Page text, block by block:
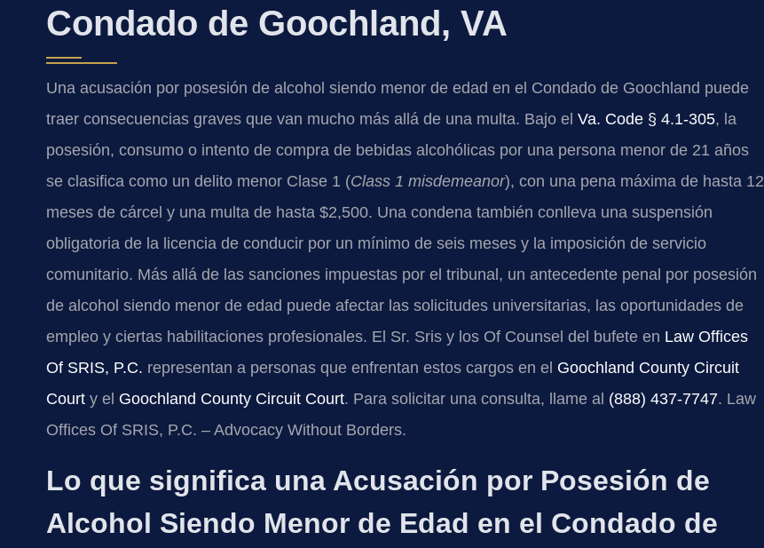
Condado de Goochland, VA
Una acusación por posesión de alcohol siendo menor de edad en el Condado de Goochland puede
traer consecuencias graves que van mucho más allá de una multa. Bajo el Va. Code § 4.1-305, la
posesión, consumo o intento de compra de bebidas alcohólicas por una persona menor de 21 años
se clasifica como un delito menor Clase 1 (Class 1 misdemeanor), con una pena máxima de hasta 12
meses de cárcel y una multa de hasta $2,500. Una condena también conlleva una suspensión
obligatoria de la licencia de conducir por un mínimo de seis meses y la imposición de servicio
comunitario. Más allá de las sanciones impuestas por el tribunal, un antecedente penal por posesión
de alcohol siendo menor de edad puede afectar las solicitudes universitarias, las oportunidades de
empleo y ciertas habilitaciones profesionales. El Sr. Sris y los Of Counsel del bufete en Law Offices
Of SRIS, P.C. representan a personas que enfrentan estos cargos en el Goochland County Circuit
Court y el Goochland County Circuit Court. Para solicitar una consulta, llame al (888) 437-7747. Law
Offices Of SRIS, P.C. – Advocacy Without Borders.
Lo que significa una Acusación por Posesión de
Alcohol Siendo Menor de Edad en el Condado de